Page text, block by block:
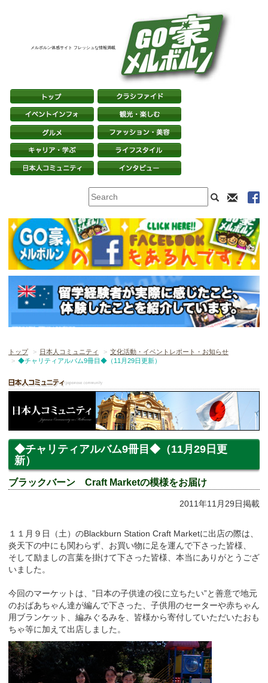
メルボルン体感サイト フレッシュな情報満載
トップ 日本人コミュニティ
文化活動・イベントレポート・お知らせ
◆チャリティアルバム9冊目◆（11月29日更新）
◆チャリティアルバム9冊目◆（11月29日更
新）
ブラックバーン Craft Marketの模様をお届け
2011年11月29日掲載
１１月９日（土）のBlackburn Station Craft Marketに出店の際は、
炎天下の中にも関わらず、お買い物に足を運んで下さった皆様、
そして励ましの言葉を掛けて下さった皆様、本当にありがとうござ
いました。
今回のマーケットは、”日本の子供達の役に立ちたい”と善意で地元
のおばあちゃん達が編んで下さった、子供用のセーターや赤ちゃん
用ブランケット、編みぐるみを、皆様から寄付していただいたおも
ちゃ等に加えて出店しました。